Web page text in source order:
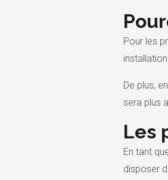
Pour les
De plus,
sera plus
Les
En tant
disposer